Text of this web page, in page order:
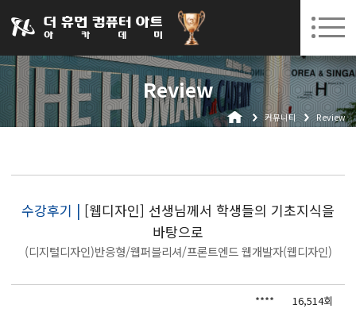
031-252-7277 수원캠퍼스 개강 08. 12.(수)
로그인 회원가입 고객센터
Review
커뮤니티 Review
수강후기 | [웹디자인] 선생님께서 학생들의 기초지식을
바탕으로
(디지털디자인)반응형/웹퍼블리셔/프론트엔드 웹개발자(웹디자인)
**** 16,514회
아카데미소개
인사말
오시는길